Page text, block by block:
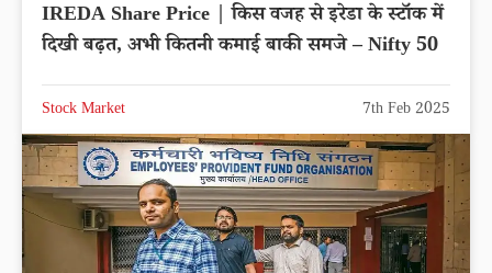
IREDA Share Price | किस वजह से इरेडा के स्टॉक में
दिखी बढ़त, अभी कितनी कमाई बाकी समजे – Nifty 50
Stock Market 7th Feb 2025